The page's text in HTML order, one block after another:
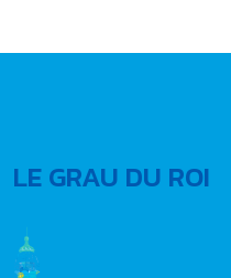
LE GRAU DU ROI